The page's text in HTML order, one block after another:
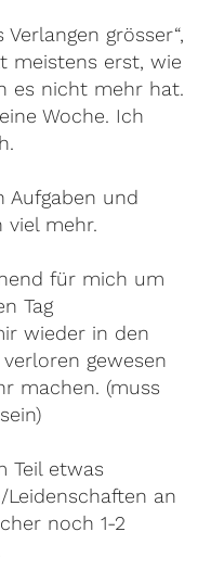
grösser“,
meistens erst, wie
es nicht mehr hat.
Woche. Ich
Aufgaben und
viel mehr.
für mich um
Tag
wieder in den
gewesen
machen. (muss
Teil etwas
Leidenschaften an
noch 1-2